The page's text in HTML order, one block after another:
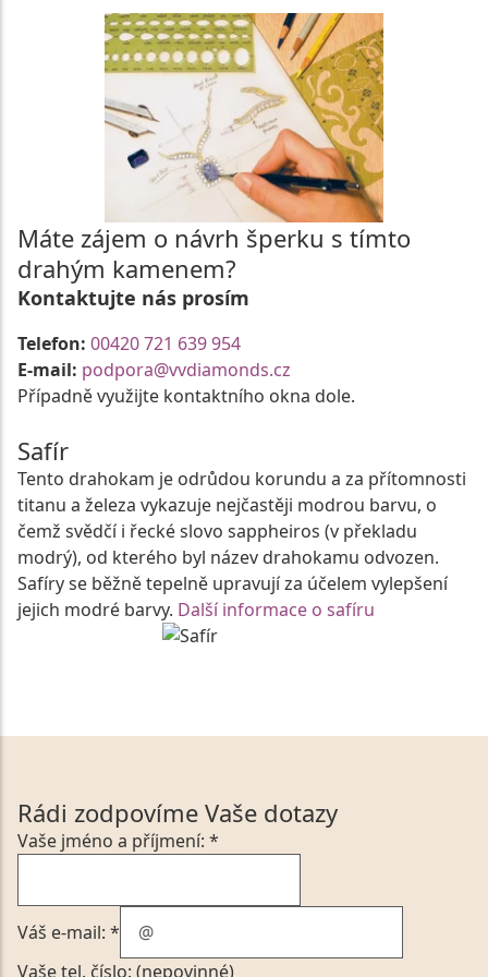
Máte zájem o návrh šperku s tímto
drahým kamenem?
Kontaktujte nás prosím
Telefon: 00420 721 639 954
E-mail: podpora@vvdiamonds.cz
Případně využijte kontaktního okna dole.
Safír
Tento drahokam je odrůdou korundu a za přítomnosti
titanu a železa vykazuje nejčastěji modrou barvu, o
čemž svědčí i řecké slovo sappheiros (v překladu
modrý), od kterého byl název drahokamu odvozen.
Safíry se běžně tepelně upravují za účelem vylepšení
jejich modré barvy. Další informace o safíru
Rádi zodpovíme Vaše dotazy
Vaše jméno a příjmení: *
Váš e-mail: *
Vaše tel. číslo: (nepovinné)